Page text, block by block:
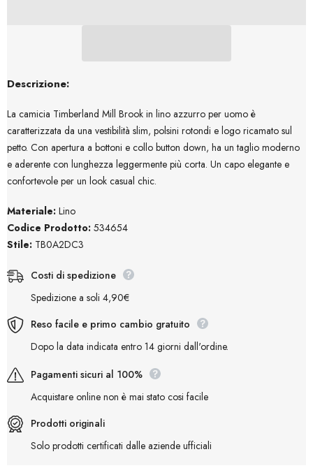
Descrizione:
La camicia Timberland Mill Brook in lino azzurro per uomo è
caratterizzata da una vestibilità slim, polsini rotondi e logo ricamato sul
petto. Con apertura a bottoni e collo button down, ha un taglio moderno
e aderente con lunghezza leggermente più corta. Un capo elegante e
confortevole per un look casual chic.
Materiale: Lino
Codice Prodotto: 534654
Stile: TB0A2DC3
Costi di spedizione
Spedizione a soli 4,90€
Reso facile e primo cambio gratuito
Dopo la data indicata entro 14 giorni dall'ordine.
Pagamenti sicuri al 100%
Acquistare online non è mai stato cosi facile
Prodotti originali
Solo prodotti certificati dalle aziende ufficiali